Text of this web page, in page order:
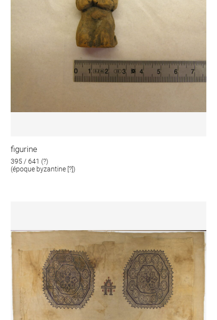
figurine
395 / 641 (?)
(époque byzantine [?])